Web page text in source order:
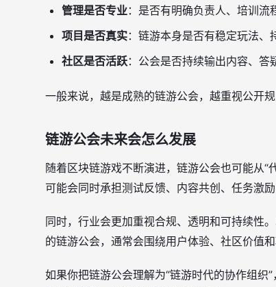
管理是否专业：是否有明确负责人、培训流
项目是否真实：链游本身是否有稳定玩法、
社区是否活跃：公会是否持续输出内容、答
一般来说，越是成熟的链游公会，越重视公开
链游公会未来会怎么发展
随着区块链游戏不断演进，链游公会也可能从
可能会同时承担测试反馈、内容共创、任务激
同时，行业会更加重视合规、透明和可持续性
的链游公会，通常会围绕用户体验、社区价值
如果你把链游公会理解为“链游时代的协作组